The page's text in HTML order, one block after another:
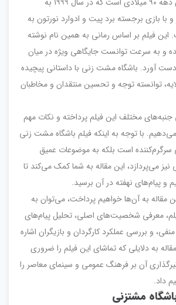
و با بازی برجسته برد پیت و ادوارد نورتون به
این فیلم بر اساس رمانی به همین نام نوشته
و به سرعت توانست جایگاهی ویژه در میان
دست آورد. باشگاه مشت زنی با داستانی پیچیده
توانسته توجه و تحسین منتقدان و مخاطبان
جنبه‌های مختلف این فیلم پرداخته و نکات مهم
می‌دهیم. با توجه به اینکه فیلم باشگاه مشت زنی
سرگرم‌کننده است بلکه به موضوعات عمیق
نیز می‌پردازد، این مقاله به شما کمک می‌کند تا
و پیام‌های نهفته در آن برسید.
مقاله به آن‌ها خواهیم پرداخت، می‌توان به
معرفی شخصیت‌های اصلی، تحلیل پیام‌های
و بررسی عملکرد کارگردان و بازیگران اشاره
به دلایلی که تماشای این فیلم را ضروری
آن بر فرهنگ عمومی و سینمای معاصر را
داد.
مشتزنی